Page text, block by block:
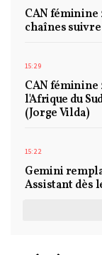
CAN féminine
chaînes
15:29
CAN féminine
l'Afrique du
(Jorge Vilda)
15:22
Gemini
Assistant dès